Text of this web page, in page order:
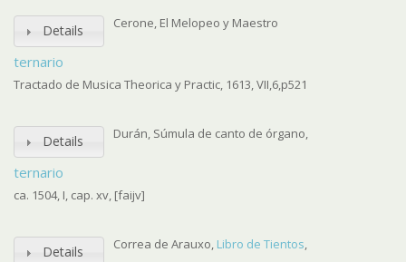
Details
ternario
Cerone, El Melopeo y Maestro
Tractado de Musica Theorica y Practic, 1613, VII,6,p521
Details
ternario
Durán, Súmula de canto de órgano,
ca. 1504, I, cap. xv, [faijv]
Details Correa de Arauxo, Libro de Tientos,